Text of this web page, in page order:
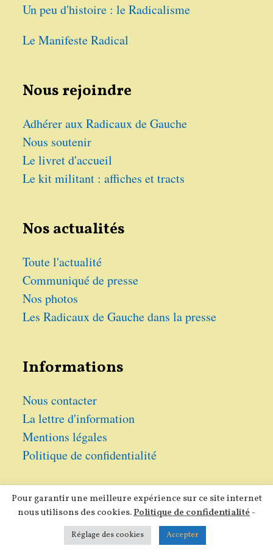
Un peu d'histoire : le Radicalisme
Le Manifeste Radical
Nous rejoindre
Adhérer aux Radicaux de Gauche
Nous soutenir
Le livret d'accueil
Le kit militant : affiches et tracts
Nos actualités
Toute l'actualité
Communiqué de presse
Nos photos
Les Radicaux de Gauche dans la presse
Informations
Nous contacter
La lettre d'information
Mentions légales
Politique de confidentialité
Tous droits réservés 2026 -Les Radicaux de Gauche
LRDG
Pour garantir une meilleure expérience sur ce site internet
nous utilisons des cookies.Politique de confidentialité-
Réglage des cookies Accepter